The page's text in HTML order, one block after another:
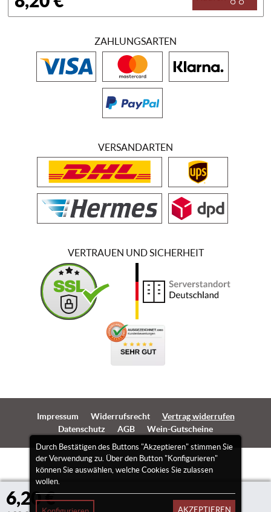
6,20 €
Durch Bestätigen des Buttons "Akzeptieren" stimmen Sie
der Verwendung zu. Über den Button "Konfigurieren"
können Sie auswählen, welche Cookies Sie zulassen
wollen.
AKZEPTIEREN
ZAHLUNGSARTEN
VERSANDARTEN
VERTRAUEN UND SICHERHEIT
Impressum Widerrufsrecht
Vertrag widerrufen
Datenschutz
AGB Wein-Gutscheine